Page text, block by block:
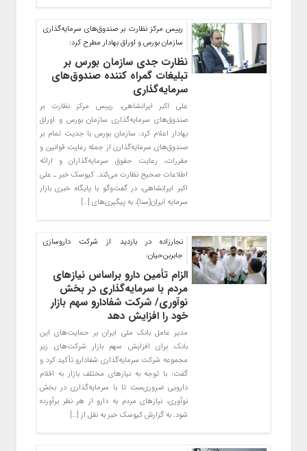
رییس مرکز نظارت بر صندوق‌های سرمایه‌گذاری
سازمان بورس و اوراق بهادار مطرح کرد:
نظارت جدی سازمان بورس بر
تبلیغات گمراه کننده صندوق‌های
سرمایه‌گذاری
علی اکبر ایرانشاهی، رییس مرکز نظارت بر
صندوق‌های سرمایه‌گذاری سازمان بورس و اوراق
بهادار اعلام کرد: سازمان بورس با جدیت تمام بر
صندوق‌های سرمایه‌گذاری از جمله رعایت قوانین و
مقررات، رعایت حقوق سرمایه‌گذاران و ارائه
اطلاعات صحیح نظارت می‌کند. کیوسک خبر ـ علی
اکبر ایرانشاهی، در گفت‌وگو با پایگاه خبری بازار
سرمایه ایران(سنا)، به پیگیری‌های […]
نجارزاده در بازدید از شرکت داروسازی
جابربن‌حیان:
الزام تأمین دارو براساس نیازهای
مردم با سرمایه‌گذاری در بخش
نوآوری/ شرکت شفادارو سهم بازار
خود را افزایش دهد
مدیر عامل بانک ملی ایران بر حمایت‌های این
بانک برای افزایش سهم بازار شرکت‌های زیر
مجموعه شرکت سرمایه‌گذاری شفادارو تأکید کرد و
گفت: با توجه به نیازهای مختلف بازار به اقلام
دارویی ضروری‌ست تا با سرمایه‌گذاری در بخش
نوآوری، نیازهای مردم به دارو از هر نظر برآورده
شود. به گزارش کیوسک خبر به نقل از […]